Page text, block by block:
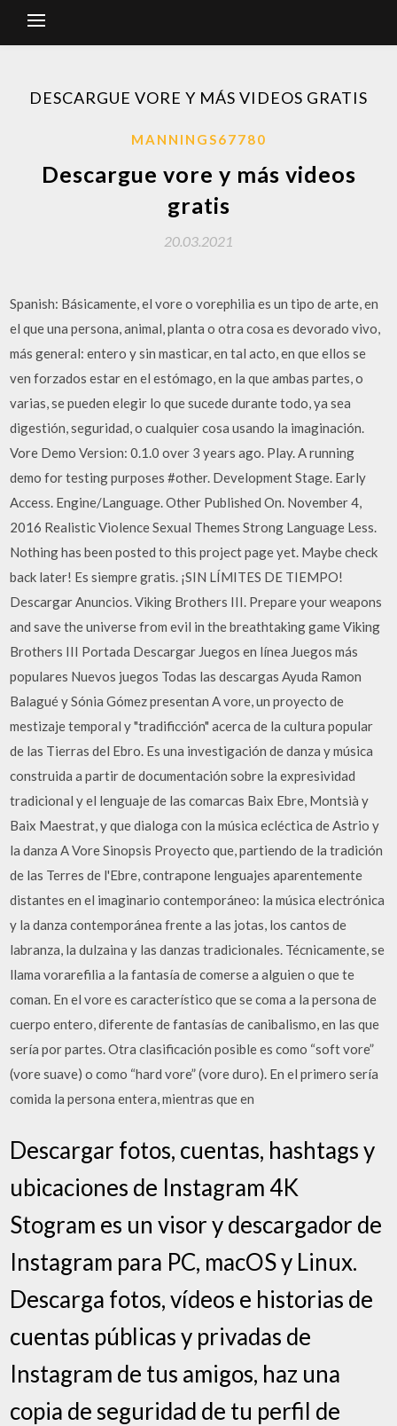
DESCARGUE VORE Y MÁS VIDEOS GRATIS
MANNINGS67780
Descargue vore y más videos
gratis
20.03.2021
Spanish: Básicamente, el vore o vorephilia es un tipo de arte, en
el que una persona, animal, planta o otra cosa es devorado vivo,
más general: entero y sin masticar, en tal acto, en que ellos se
ven forzados estar en el estómago, en la que ambas partes, o
varias, se pueden elegir lo que sucede durante todo, ya sea
digestión, seguridad, o cualquier cosa usando la imaginación.
Vore Demo Version: 0.1.0 over 3 years ago. Play. A running
demo for testing purposes #other. Development Stage. Early
Access. Engine/Language. Other Published On. November 4,
2016 Realistic Violence Sexual Themes Strong Language Less.
Nothing has been posted to this project page yet. Maybe check
back later! Es siempre gratis. ¡SIN LÍMITES DE TIEMPO!
Descargar Anuncios. Viking Brothers III. Prepare your weapons
and save the universe from evil in the breathtaking game Viking
Brothers III Portada Descargar Juegos en línea Juegos más
populares Nuevos juegos Todas las descargas Ayuda Ramon
Balagué y Sónia Gómez presentan A vore, un proyecto de
mestizaje temporal y "tradificción" acerca de la cultura popular
de las Tierras del Ebro. Es una investigación de danza y música
construida a partir de documentación sobre la expresividad
tradicional y el lenguaje de las comarcas Baix Ebre, Montsià y
Baix Maestrat, y que dialoga con la música ecléctica de Astrio y
la danza A Vore Sinopsis Proyecto que, partiendo de la tradición
de las Terres de l'Ebre, contrapone lenguajes aparentemente
distantes en el imaginario contemporáneo: la música electrónica
y la danza contemporánea frente a las jotas, los cantos de
labranza, la dulzaina y las danzas tradicionales. Técnicamente, se
llama vorarefilia a la fantasía de comerse a alguien o que te
coman. En el vore es característico que se coma a la persona de
cuerpo entero, diferente de fantasías de canibalismo, en las que
sería por partes. Otra clasificación posible es como “soft vore”
(vore suave) o como “hard vore” (vore duro). En el primero sería
comida la persona entera, mientras que en
Descargar fotos, cuentas, hashtags y
ubicaciones de Instagram 4K
Stogram es un visor y descargador de
Instagram para PC, macOS y Linux.
Descarga fotos, vídeos e historias de
cuentas públicas y privadas de
Instagram de tus amigos, haz una
copia de seguridad de tu perfil de